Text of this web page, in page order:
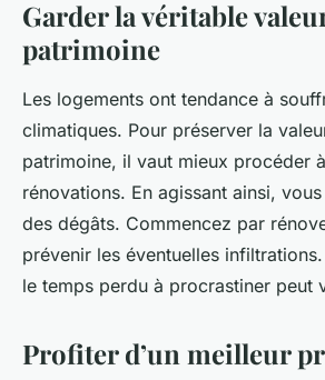
Garder la véritable
patrimoine
Les logements ont tendance à
climatiques. Pour préserver la
patrimoine, il vaut mieux procéder
rénovations. En agissant ainsi,
des dégâts. Commencez par
prévenir les éventuelles
le temps perdu à procrastiner peut
Profiter d’un meilleur